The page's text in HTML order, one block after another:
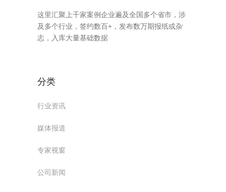
这里汇聚上千家案例企业遍及全国多个省市，涉
及多个行业，签约数百+，发布数万期报纸或杂
志，入库大量基础数据
分类
行业资讯
媒体报道
专家视窗
公司新闻